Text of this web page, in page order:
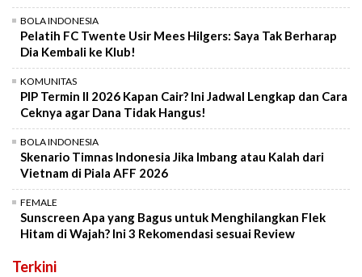
BOLA INDONESIA
Pelatih FC Twente Usir Mees Hilgers: Saya Tak Berharap
Dia Kembali ke Klub!
KOMUNITAS
PIP Termin II 2026 Kapan Cair? Ini Jadwal Lengkap dan Cara
Ceknya agar Dana Tidak Hangus!
BOLA INDONESIA
Skenario Timnas Indonesia Jika Imbang atau Kalah dari
Vietnam di Piala AFF 2026
FEMALE
Sunscreen Apa yang Bagus untuk Menghilangkan Flek
Hitam di Wajah? Ini 3 Rekomendasi sesuai Review
Terkini